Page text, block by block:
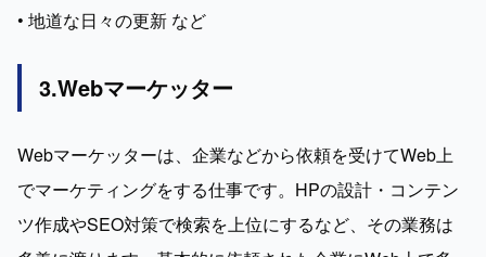
• 地道な日々の更新 など
3.Webマーケッター
Webマーケッターは、企業などから依頼を受けてWeb上
でマーケティングをする仕事です。HPの設計・コンテン
ツ作成やSEO対策で検索を上位にするなど、その業務は